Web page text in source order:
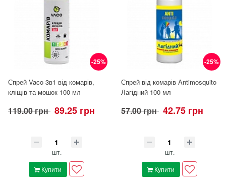
-25%
Спрей Vaco 3в1 від комарів,
кліщів та мошок 100 мл
119.00 грн 89.25 грн
шт.
Купити
-25%
Спрей від комарів Antimosquito
Лагідний 100 мл
57.00 грн 42.75 грн
шт.
Купити